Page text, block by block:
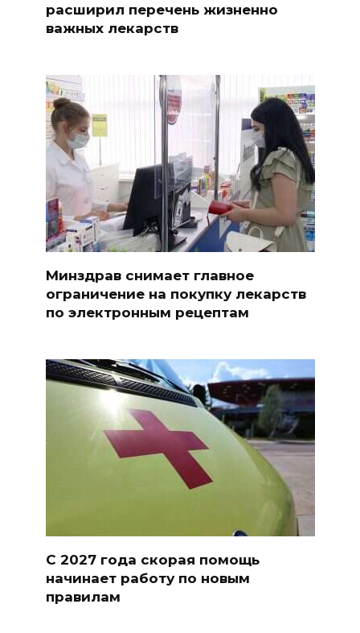
расширил перечень жизненно
важных лекарств
Минздрав снимает главное
ограничение на покупку лекарств
по электронным рецептам
С 2027 года скорая помощь
начинает работу по новым
правилам